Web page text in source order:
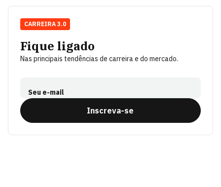
Fique ligado
Nas principais tendências de carreira e do mercado.
Seu e-mail
Inscreva-se
CARREIRA 3.0